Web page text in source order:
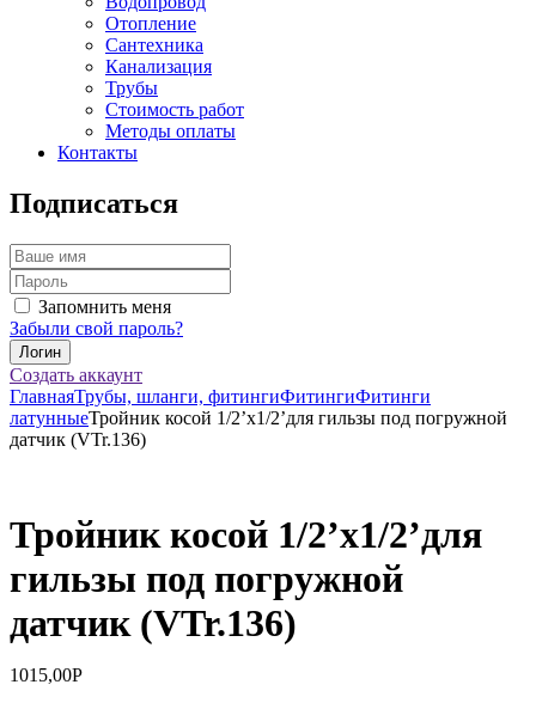
Отопление
Сантехника
Канализация
Трубы
Стоимость работ
Методы оплаты
Контакты
Подписаться
Запомнить меня
Забыли свой пароль?
Создать аккаунт
ГлавнаяТрубы, шланги, фитингиФитингиФитинги
латунныеТройник косой 1/2’х1/2’для гильзы под погружной
датчик (VTr.136)
Тройник косой 1/2’х1/2’для
гильзы под погружной
датчик (VTr.136)
1015,00Р